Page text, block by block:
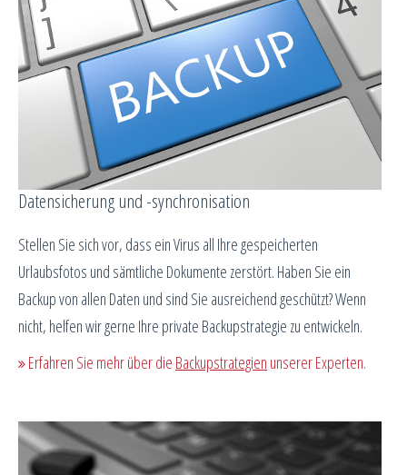
Datensicherung und -synchronisation
Stellen Sie sich vor, dass ein Virus all Ihre gespeicherten
Urlaubsfotos und sämtliche Dokumente zerstört. Haben Sie ein
Backup von allen Daten und sind Sie ausreichend geschützt? Wenn
nicht, helfen wir gerne Ihre private Backupstrategie zu entwickeln.
Erfahren Sie mehr über die Backupstrategien unserer Experten.